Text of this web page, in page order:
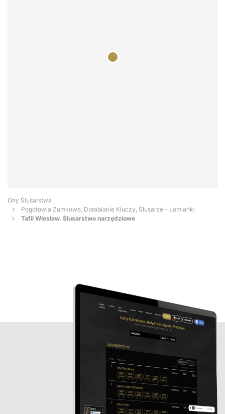
Orły Ślusarstwa
Pogotowia Zamkowe, Dorabianie Kluczy, Ślusarze - Łomianki
Tafil Wiesław. Ślusarstwo narzędziowe